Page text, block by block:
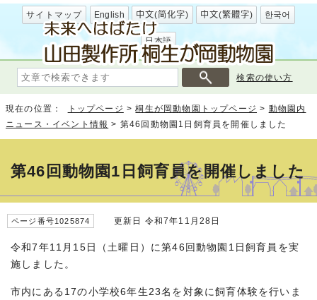
サイトマップ English 中文(简化字) 中文(繁體字) 한국어
日本語
検索の使い方
現在の位置： トップページ >桐生が岡動物園トップページ > 動物園内
ニュース・イベント情報 > 第46回動物園1日飼育員を開催しました
第46回動物園1日飼育員を開催しました
ページ番号1025874 更新日 令和7年11月28日
令和7年11月15日（土曜日）に第46回動物園1日飼育員を実
施しました。
市内にある17の小学校6年生23名を対象に飼育体験を行いま